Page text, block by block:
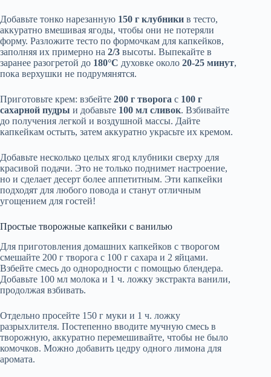
Добавьте тонко нарезанную 150 г клубники в тесто,
аккуратно вмешивая ягоды, чтобы они не потеряли
форму. Разложите тесто по формочкам для капкейков,
заполняя их примерно на 2/3 высоты. Выпекайте в
заранее разогретой до 180°C духовке около 20-25 минут,
пока верхушки не подрумянятся.
Приготовьте крем: взбейте 200 г творога с 100 г
сахарной пудры и добавьте 100 мл сливок. Взбивайте
до получения легкой и воздушной массы. Дайте
капкейкам остыть, затем аккуратно украсьте их кремом.
Добавьте несколько целых ягод клубники сверху для
красивой подачи. Это не только поднимет настроение,
но и сделает десерт более аппетитным. Эти капкейки
подходят для любого повода и станут отличным
угощением для гостей!
Простые творожные капкейки с ванилью
Для приготовления домашних капкейков с творогом
смешайте 200 г творога с 100 г сахара и 2 яйцами.
Взбейте смесь до однородности с помощью блендера.
Добавьте 100 мл молока и 1 ч. ложку экстракта ванили,
продолжая взбивать.
Отдельно просейте 150 г муки и 1 ч. ложку
разрыхлителя. Постепенно вводите мучную смесь в
творожную, аккуратно перемешивайте, чтобы не было
комочков. Можно добавить цедру одного лимона для
аромата.